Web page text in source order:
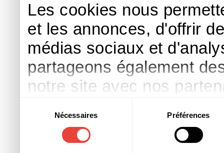
Les cookies nous
et les annonces, d'offrir
médias sociaux et
partageons également
notre site avec nos
d'autres informations
ont collectées lors de
consentement
Nécessaires Préférences